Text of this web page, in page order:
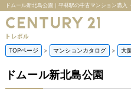
TOPページ マンションカタログ 大
ドムール新北島公園